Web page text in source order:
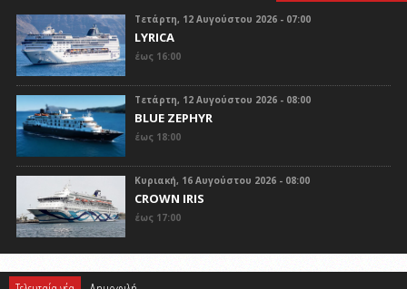
Τετάρτη, 12 Αυγούστου 2026 - 07:00
LYRICA
έως 16:00
Τετάρτη, 12 Αυγούστου 2026 - 08:00
BLUE ZEPHYR
έως 18:00
Κυριακή, 16 Αυγούστου 2026 - 08:00
CROWN IRIS
έως 17:00